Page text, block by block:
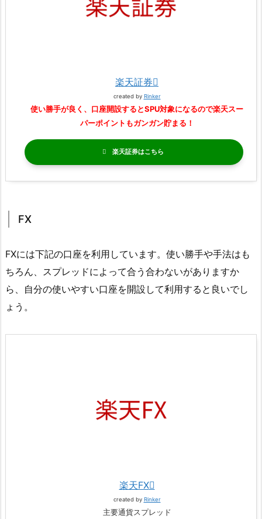
楽天証券
created by Rinker
使い勝手が良く、口座開設するとSPU対象になるので楽天スー
パーポイントもガンガン貯まる！
楽天証券
FX
FXには下記の口座を利用しています。使い勝手や手法はも
ちろん、スプレッドによって合う合わないがありますか
ら、自分の使いやすい口座を開設して利用すると良いでし
ょう。
楽天FX
created by Rinker
主要通貨スプレッド